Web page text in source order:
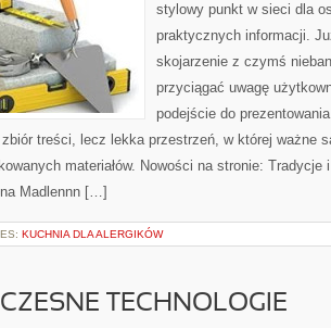
stylowy punkt w sieci dla
praktycznych informacji.
skojarzenie z czymś
przyciągać uwagę
podejście do
treści, lecz lekka przestrzeń, w której ważne
materiałów. Nowości na stronie: Tradycje
Madlennn […]
KUCHNIA DLA ALERGIKÓW
TECHNOLOGIE